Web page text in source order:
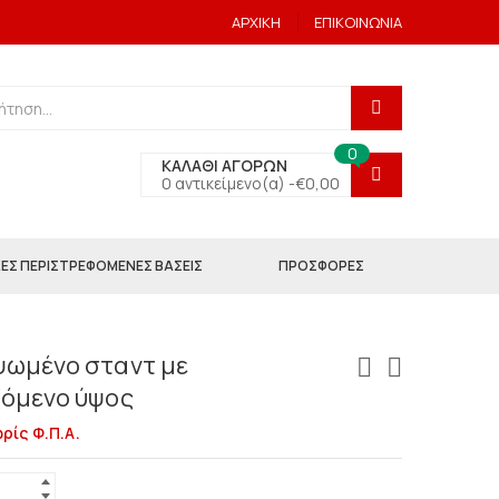
ΑΡΧΙΚΗ ΕΠΙΚΟΙΝΩΝΙΑ
ΚΑΛΑΘΙ ΑΓΟΡΩΝ
0 αντικείμενο(α) -€0,00
0
ΠΕΡΙΣΤΡΕΦΟΜΕΝΕΣ ΒΑΣΕΙΣ ΠΡΟΣΦΟΡΕΣ
σταντ με
ύψος
Φ.Π.Α.